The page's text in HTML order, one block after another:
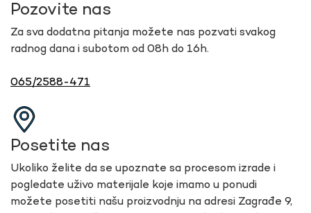
Pozovite nas
Za sva dodatna pitanja možete nas pozvati svakog
radnog dana i subotom od 08h do 16h.
065/2588-471
Posetite nas
Ukoliko želite da se upoznate sa procesom izrade i
pogledate uživo materijale koje imamo u ponudi
možete posetiti našu proizvodnju na adresi Zagrađe 9,